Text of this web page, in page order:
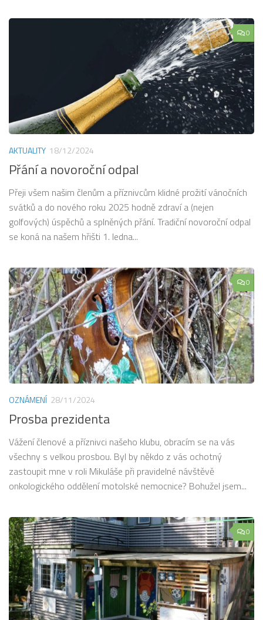
0
AKTUALITY 18/12/2024
Přání a novoroční odpal
Přeji všem našim členům a příznivcům klidné prožití vánočních
svátků a do nového roku 2025 hodně zdraví a (nejen
golfových) úspěchů a splněných přání. Tradiční novoroční odpal
se koná na našem hřišti 1. ledna...
0
OZNÁMENÍ 28/11/2024
Prosba prezidenta
Vážení členové a příznivci našeho klubu, obracím se na vás
všechny s velkou prosbou. Byl by někdo z vás ochotný
zastoupit mne v roli Mikuláše při pravidelné návštěvě
onkologického oddělení motolské nemocnice? Bohužel jsem...
0